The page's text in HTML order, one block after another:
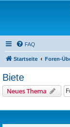
FAQ
Startseite Foren-
Biete
Neues Thema